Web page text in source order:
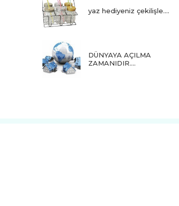
yaz hediyeniz çekilişle....
DÜNYAYA AÇILMA
ZAMANIDIR….